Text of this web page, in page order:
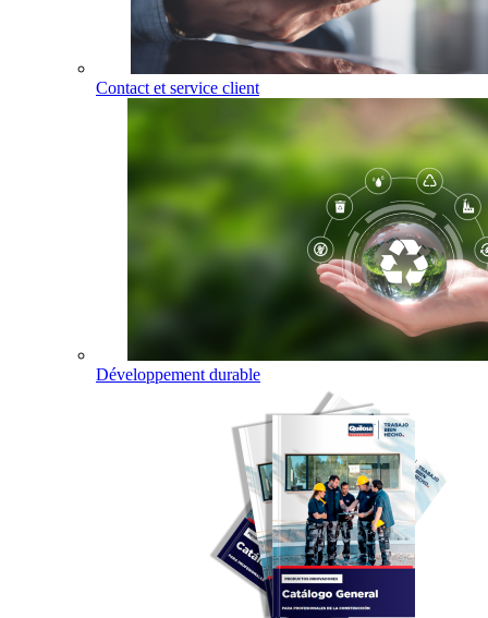
Contact et service client
Développement durable